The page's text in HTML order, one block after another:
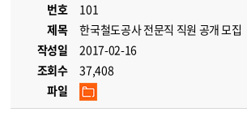
번호
101
제목
한국철도공사 전문직 직원 공개 모집
작성일
2017-02-16
조회수
37,408
파일